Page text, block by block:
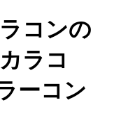
コンの
ラコ
ーコン